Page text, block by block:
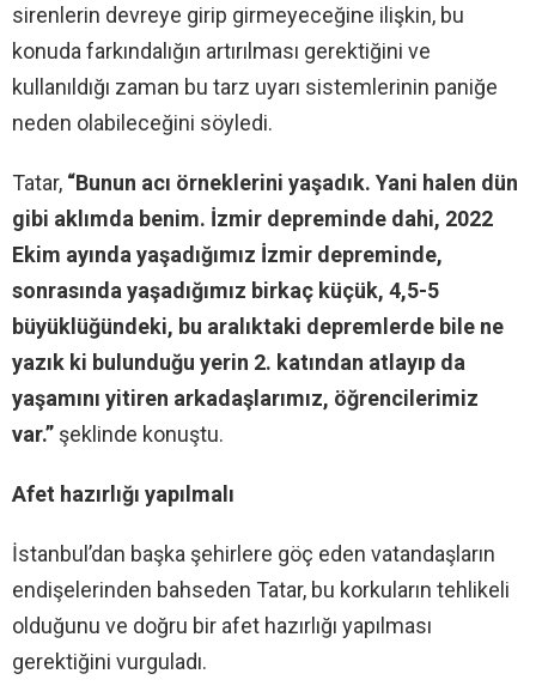
sirenlerin devreye girip girmeyeceğine ilişkin, bu
konuda farkındalığın artırılması gerektiğini ve
kullanıldığı zaman bu tarz uyarı sistemlerinin paniğe
neden olabileceğini söyledi.
Tatar, “Bunun acı örneklerini yaşadık. Yani halen dün
gibi aklımda benim. İzmir depreminde dahi, 2022
Ekim ayında yaşadığımız İzmir depreminde,
sonrasında yaşadığımız birkaç küçük, 4,5-5
büyüklüğündeki, bu aralıktaki depremlerde bile ne
yazık ki bulunduğu yerin 2. katından atlayıp da
yaşamını yitiren arkadaşlarımız, öğrencilerimiz
var.” şeklinde konuştu.
Afet hazırlığı yapılmalı
İstanbul’dan başka şehirlere göç eden vatandaşların
endişelerinden bahseden Tatar, bu korkuların tehlikeli
olduğunu ve doğru bir afet hazırlığı yapılması
gerektiğini vurguladı.